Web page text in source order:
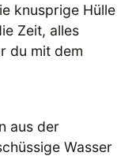
knusprige Hülle
Zeit, alles
du mit dem
aus der
Wasser